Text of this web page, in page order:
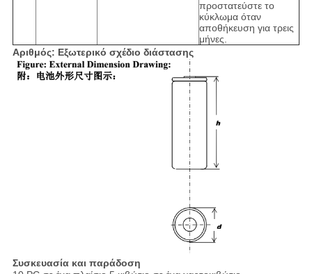
προστατεύστε το
κύκλωμα όταν
αποθήκευση για τρεις
μήνες.
Αριθμός: Εξωτερικό σχέδιο διάστασης
Συσκευασία και παράδοση